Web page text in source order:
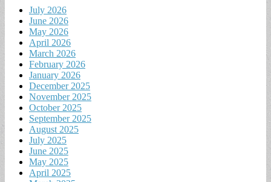
July 2026
June 2026
May 2026
April 2026
March 2026
February 2026
January 2026
December 2025
November 2025
October 2025
September 2025
August 2025
July 2025
June 2025
May 2025
April 2025